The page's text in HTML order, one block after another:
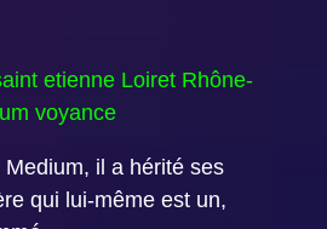
etienne Loiret Rhône-
voyance
il a hérité ses
qui lui-même est un,